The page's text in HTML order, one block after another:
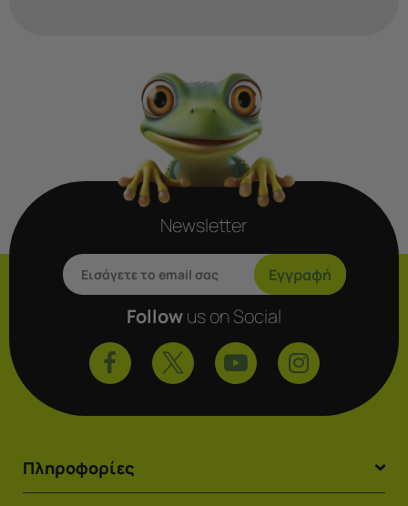
Newsletter
Εγγραφή
Followus on Social
Πληροφορίες